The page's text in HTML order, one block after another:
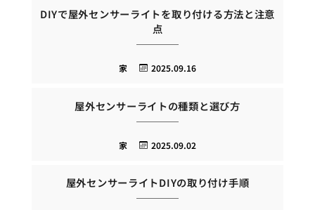
DIYで屋外センサーライトを取り付ける方法と注意
点
2025.09.16
家
屋外センサーライトの種類と選び方
2025.09.02
家
屋外センサーライトDIYの取り付け手順